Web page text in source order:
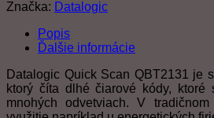
Značka: Datalogic
Popis
Ďalšie informácie
Datalogic Quick Scan QBT2131 je
ktorý číta dlhé čiarové kódy,
mnohých odvetviach. V